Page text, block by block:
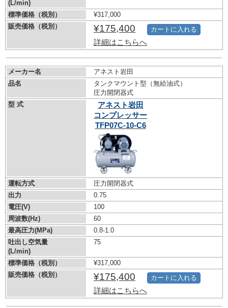
(L/min)
標準価格（税別）
¥317,000
販売価格（税別）
¥175,400
詳細はこちらへ
カートに入れる
メーカー名
アネスト岩田
品名
タンクマウント型（無給油式）
圧力開閉器式
型 式
アネスト岩田
コンプレッサー
TFP07C-10-C6
運転方式
圧力開閉器式
出力
0.75
電圧(V)
100
周波数(Hz)
60
最高圧力(MPa)
0.8-1.0
吐出し空気量
(L/min)
75
標準価格（税別）
¥317,000
販売価格（税別）
¥175,400
詳細はこちらへ
カートに入れる